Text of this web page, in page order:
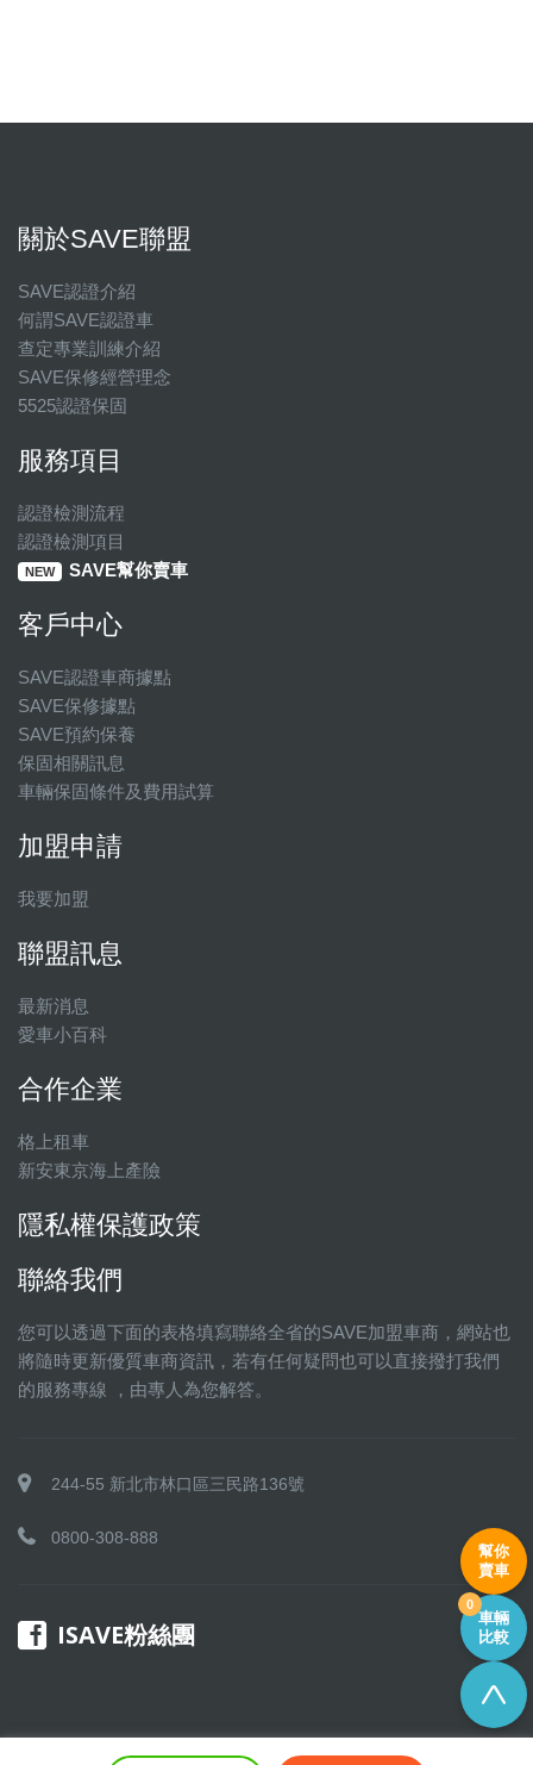
關於SAVE聯盟
SAVE認證介紹
何謂SAVE認證車
查定專業訓練介紹
SAVE保修經營理念
5525認證保固
服務項目
認證檢測流程
認證檢測項目
NEW SAVE幫你賣車
客戶中心
SAVE認證車商據點
SAVE保修據點
SAVE預約保養
保固相關訊息
車輛保固條件及費用試算
加盟申請
我要加盟
聯盟訊息
最新消息
愛車小百科
合作企業
格上租車
新安東京海上產險
隱私權保護政策
聯絡我們
您可以透過下面的表格填寫聯絡全省的SAVE加盟車商，網站也
將隨時更新優質車商資訊，若有任何疑問也可以直接撥打我們
的服務專線 ，由專人為您解答。
244-55 新北市林口區三民路136號
0800-308-888
ISAVE粉絲團
幫你
賣車
車輛
比較
0